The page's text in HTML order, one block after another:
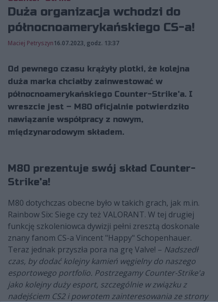
Duża organizacja wchodzi do
północnoamerykańskiego CS-a!
Maciej Petryszyn16.07.2023, godz. 13:37
Od pewnego czasu krążyły plotki, że kolejna
duża marka chciałby zainwestować w
północnoamerykańskiego Counter-Strike'a. I
wreszcie jest – M80 oficjalnie potwierdziło
nawiązanie współpracy z nowym,
międzynarodowym składem.
M80 prezentuje swój skład Counter-
Strike'a!
M80 dotychczas obecne było w takich grach, jak m.in.
Rainbow Six: Siege czy też VALORANT. W tej drugiej
funkcję szkoleniowca dywizji pełni zresztą doskonale
znany fanom CS-a Vincent "Happy" Schopenhauer.
Teraz jednak przyszła pora na grę Valve! – Nadszedł
czas, by dodać kolejny kamień węgielny do naszego
esportowego portfolio. Postrzegamy Counter-Strike'a
jako kolejny duży esport, szczególnie w związku z
nadejściem CS2 i powrotem zainteresowania ze strony